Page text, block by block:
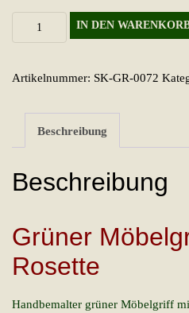
Grüner
Rosette
IN DEN
Artikelnummer: SK-GR-0072
Beschreibung
Beschreibung
Grüner
Rosette
Handbemalter grüner Möbelgriff